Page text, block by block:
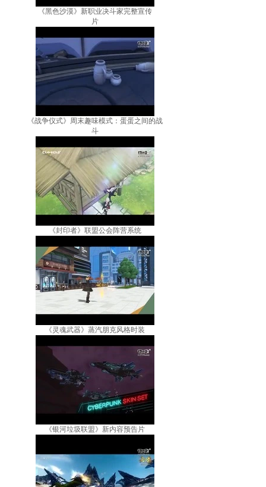
《黑色沙漠》新职业决斗家完整宣传
片
《战争仪式》周末趣味模式：蛋蛋之间的战
斗
《封印者》联盟公会阵营系统
《灵魂武器》蒸汽朋克风格时装
《银河垃圾联盟》新内容预告片